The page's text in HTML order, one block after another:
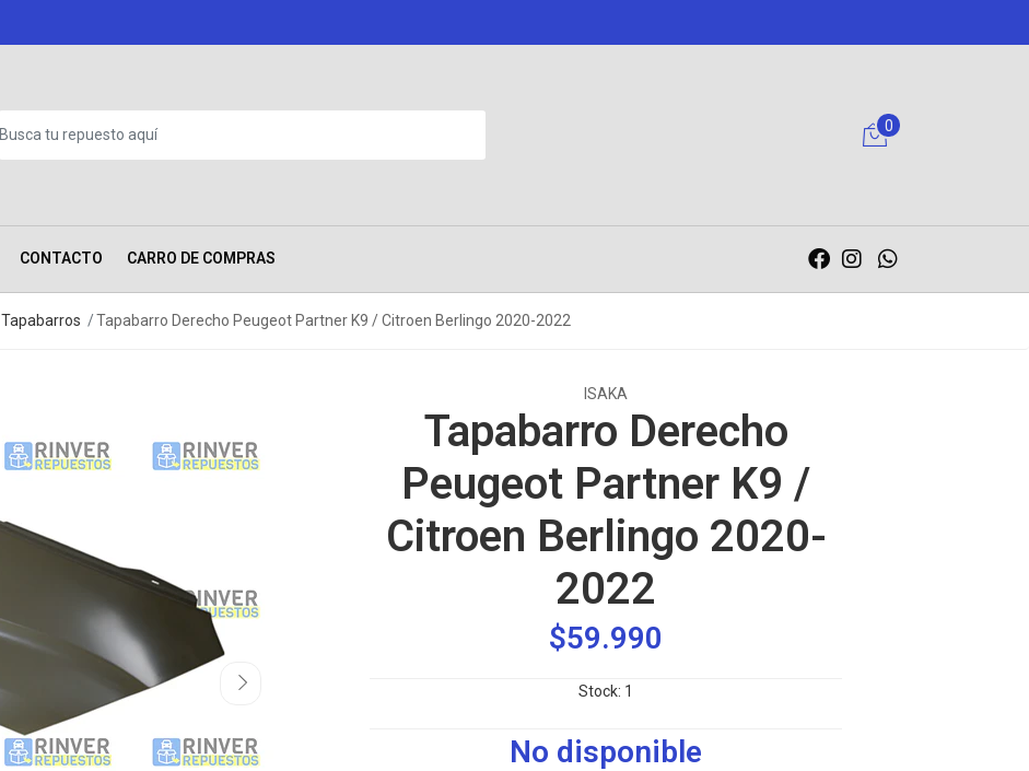
0
CONTACTO CARRO DE COMPRAS
Tapabarros Tapabarro Derecho Peugeot Partner K9 / Citroen Berlingo 2020-2022
ISAKA
Tapabarro Derecho
Peugeot Partner K9 /
Citroen Berlingo 2020-
2022
$59.990
Stock: 1
No disponible